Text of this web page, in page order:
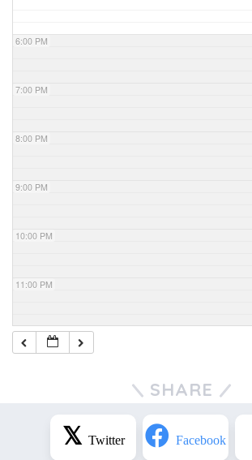
6:00 PM
7:00 PM
8:00 PM
9:00 PM
10:00 PM
11:00 PM
SHARE